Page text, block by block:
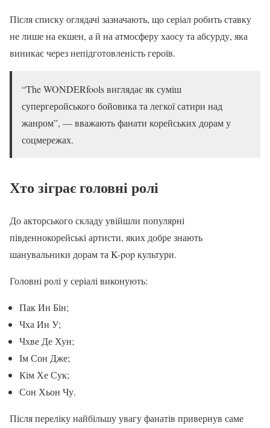
Після списку оглядачі зазначають, що серіал робить ставку
не лише на екшен, а й на атмосферу хаосу та абсурду, яка
виникає через непідготовленість героїв.
“The WONDERfools виглядає як суміш
супергеройського бойовика та легкої сатири над
жанром”, — вважають фанати корейських дорам у
соцмережах.
Хто зіграє головні ролі
До акторського складу увійшли популярні
південнокорейські артисти, яких добре знають
шанувальники дорам та K-pop культури.
Головні ролі у серіалі виконують:
Пак Ин Бін;
Чха Ин У;
Чхве Де Хун;
Ім Сон Дже;
Кім Хе Сук;
Сон Хьон Чу.
Після переліку найбільшу увагу фанатів привернув саме